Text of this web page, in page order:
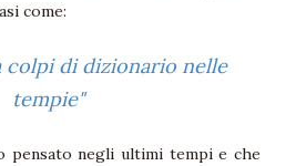
come:
colpi di dizionario nelle
tempie"
pensato negli ultimi tempi e che